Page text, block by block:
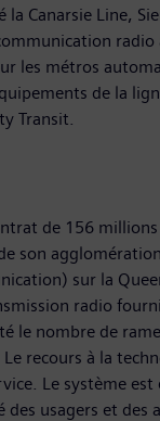
la Canarsie Line,
les métros
de la
Transit.
de 156
son
sur la
radio
le nombre de
recours à la
Le système
usagers et des